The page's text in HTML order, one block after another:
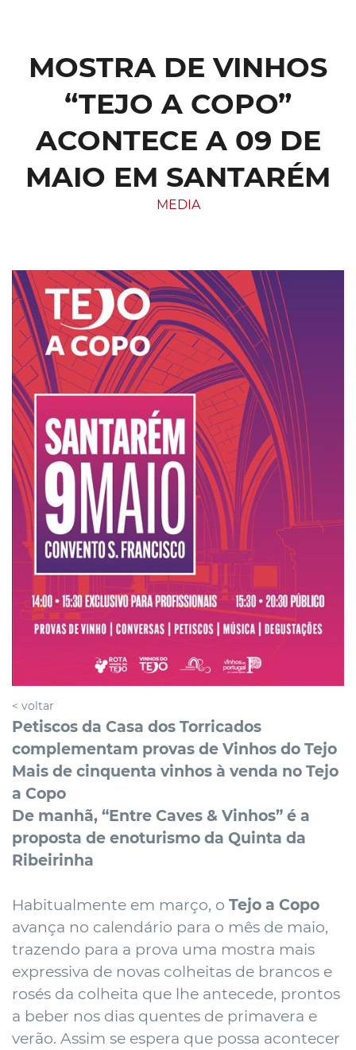
MOSTRA DE VINHOS
“TEJO A COPO”
ACONTECE A 09 DE
MAIO EM SANTARÉM
MEDIA
< voltar
Petiscos da Casa dos Torricados
complementam provas de Vinhos do Tejo
Mais de cinquenta vinhos à venda no Tejo
a Copo
De manhã, “Entre Caves & Vinhos” é a
proposta de enoturismo da Quinta da
Ribeirinha
Habitualmente em março, o Tejo a Copo
avança no calendário para o mês de maio,
trazendo para a prova uma mostra mais
expressiva de novas colheitas de brancos e
rosés da colheita que lhe antecede, prontos
a beber nos dias quentes de primavera e
verão. Assim se espera que possa acontecer